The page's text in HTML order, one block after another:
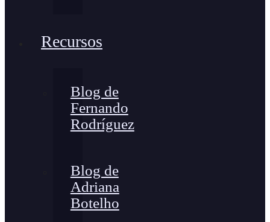
Recursos
Blog de
Fernando
Rodríguez
Blog de
Adriana
Botelho